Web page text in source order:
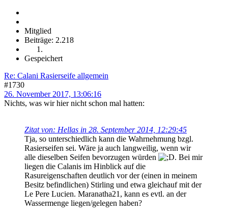
Mitglied
Beiträge: 2.218
Gespeichert
Re: Calani Rasierseife allgemein
#1730
26. November 2017, 13:06:16
Nichts, was wir hier nicht schon mal hatten:
Zitat von: Hellas in 28. September 2014, 12:29:45
Tja, so unterschiedlich kann die Wahrnehmung bzgl.
Rasierseifen sei. Wäre ja auch langweilig, wenn wir
alle dieselben Seifen bevorzugen würden
. Bei mir
liegen die Calanis im Hinblick auf die
Rasureigenschaften deutlich vor der (einen in meinem
Besitz befindlichen) Stirling und etwa gleichauf mit der
Le Pere Lucien. Maranatha21, kann es evtl. an der
Wassermenge liegen/gelegen haben?